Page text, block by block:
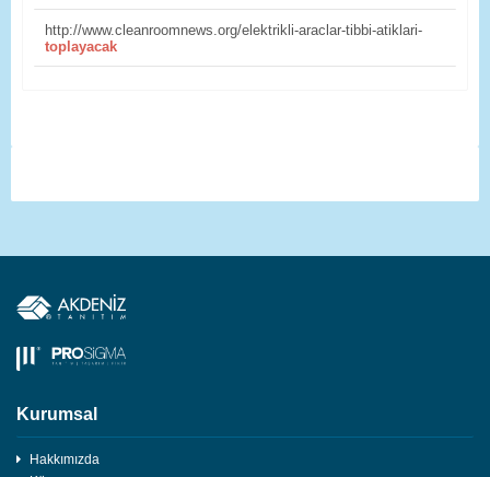
http://www.cleanroomnews.org/elektrikli-araclar-tibbi-atiklari-
toplayacak
Kurumsal
Hakkımızda